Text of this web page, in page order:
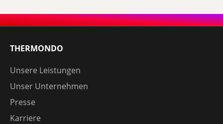
THERMONDO
Unsere Leistungen
Unser Unternehmen
Presse
Karriere